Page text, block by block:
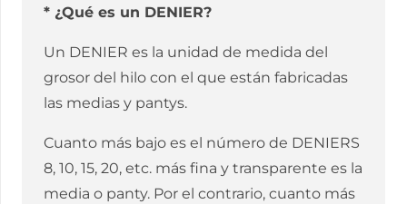
* ¿Qué es un DENIER?
Un DENIER es la unidad de medida del
grosor del hilo con el que están fabricadas
las medias y pantys.
Cuanto más bajo es el número de DENIERS
8, 10, 15, 20, etc. más fina y transparente es la
media o panty. Por el contrario, cuanto más